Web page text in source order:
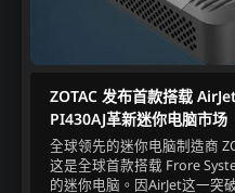
ZOTAC 发布首款搭载
PI430AJ革新迷你电脑市场​
全球领先的迷你电脑制造商
这是全球首款搭载 Frore
的迷你电脑。因AirJet这一突